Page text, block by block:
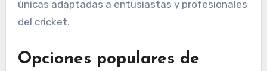
únicas adaptadas a entusiastas y profesionales
del cricket.
Opciones populares de